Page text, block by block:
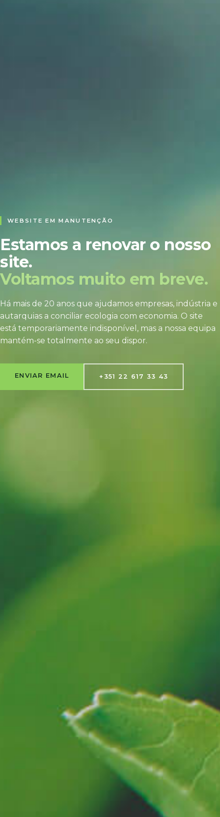
WEBSITE EM MANUTENÇÃO
Estamos a renovar o nosso
site.
Voltamos muito em breve.
Há mais de 20 anos que ajudamos empresas, indústria e
autarquias a conciliar ecologia com economia. O site
está temporariamente indisponível, mas a nossa equipa
mantém-se totalmente ao seu dispor.
ENVIAR EMAIL +351 22 617 33 43